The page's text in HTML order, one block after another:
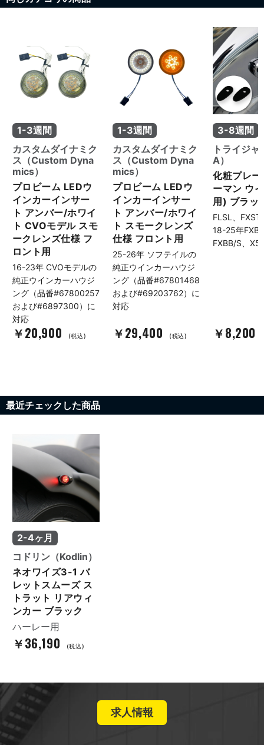
1-3週間
カスタムダイナミク
ス（Custom Dyna
mics）
プロビーム LEDウ
インカーインサー
ト アンバー/ホワイ
ト CVOモデル スモ
ークレンズ仕様 フ
ロント用
16-23年 CVOモデルの
純正ウインカーハウジ
ング（品番#67800257
および#6897300）に
対応
￥20,900 (税込)
1-3週間
カスタムダイナミク
ス（Custom Dyna
mics）
プロビーム LEDウ
インカーインサー
ト アンバー/ホワイ
ト スモークレンズ
仕様 フロント用
25-26年 ソフテイルの
純正ウインカーハウジ
ング（品番#67801468
および#69203762）に
対応
￥29,400 (税込)
3-8週間
トライジ
A）
化粧プレ
ーマン ウ
用) ブラッ
FLSL、
18-25年
FXBB/S、
￥8,200
最近チェックした商品
2-4ヶ月
コドリン（Kodlin）
ネオワイズ3-1 バ
レットスムーズ ス
トラット リアウィ
ンカー ブラック
ハーレー用
￥36,190 (税込)
求人情報